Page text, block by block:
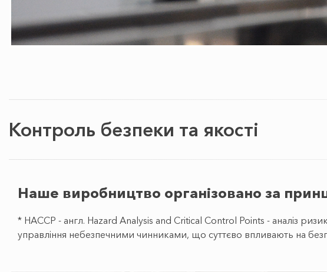
Контроль безпеки та якості
Наше виробництво організовано за
* HACCP - англ. Hazard Analysis and Critical Control Points - аналіз
управління небезпечними чинниками, що суттєво впливають на